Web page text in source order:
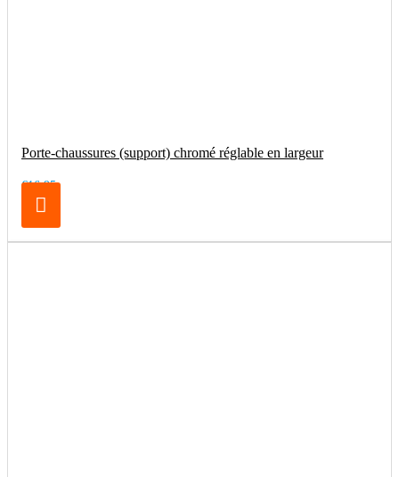
Porte-chaussures (support) chromé réglable en largeur
€16.95